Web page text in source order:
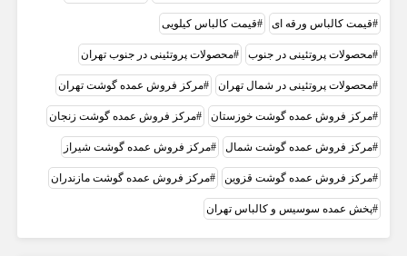
قیمت کالباس ورقه ای قیمت کالباس کیلویی
محصولات پروتئینی در جنوب محصولات پروتئینی در جنوب تهران
محصولات پروتئینی در شمال تهران مرکز فروش عمده گوشت تهران
مرکز فروش عمده گوشت خوزستان مرکز فروش عمده گوشت زنجان
مرکز فروش عمده گوشت شمال مرکز فروش عمده گوشت شیراز
مرکز فروش عمده گوشت قزوین مرکز فروش عمده گوشت مازندران
پخش عمده سوسیس و کالباس تهران